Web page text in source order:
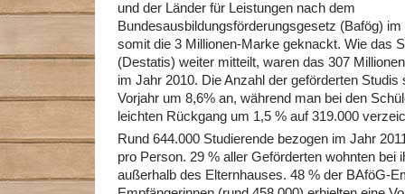
und der Länder für Leistungen nach dem
Bundesausbildungsförderungsgesetz (Bafög)
somit die 3 Millionen-Marke geknackt. Wie das
(Destatis) weiter mitteilt, waren das 307
im Jahr 2010. Die Anzahl der geförderten Studis
Vorjahr um 8,6% an, während man bei den
leichten Rückgang um 1,5 % auf 319.000
Rund 644.000 Studierende bezogen im Jahr
pro Person. 29 % aller Geförderten wohnten bei
außerhalb des Elternhauses. 48 % der BAföG-